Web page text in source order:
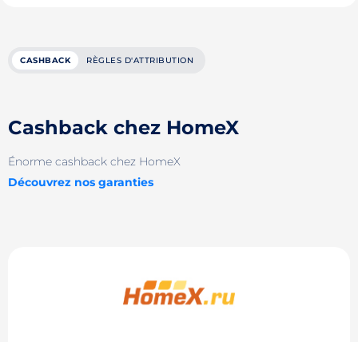
CASHBACK RÈGLES D'ATTRIBUTION
Cashback chez HomeX
Énorme cashback chez HomeX
Découvrez nos garanties